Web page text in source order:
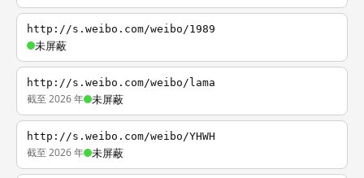
http://s.weibo.com/weibo/1989
未屏蔽
http://s.weibo.com/weibo/lama
截至 2026 年 未屏蔽
http://s.weibo.com/weibo/YHWH
截至 2026 年 未屏蔽